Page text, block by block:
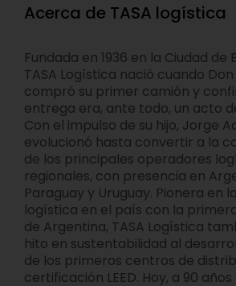
Acerca de TASA logística
Fundada en 1936 en la Ciudad de
TASA Logística nació cuando
compró su primer camión y
entrega era, ante todo, un acto
Con el impulso de su hijo, Jorge
evolucionó hasta convertir a la
de los principales operadores
regionales, con presencia en
Paraguay y Uruguay. Pionera en
logística en el país con la
de Argentina, TASA Logística
hito en sustentabilidad al
de los primeros centros de
certificación LEED. Hoy, a 90